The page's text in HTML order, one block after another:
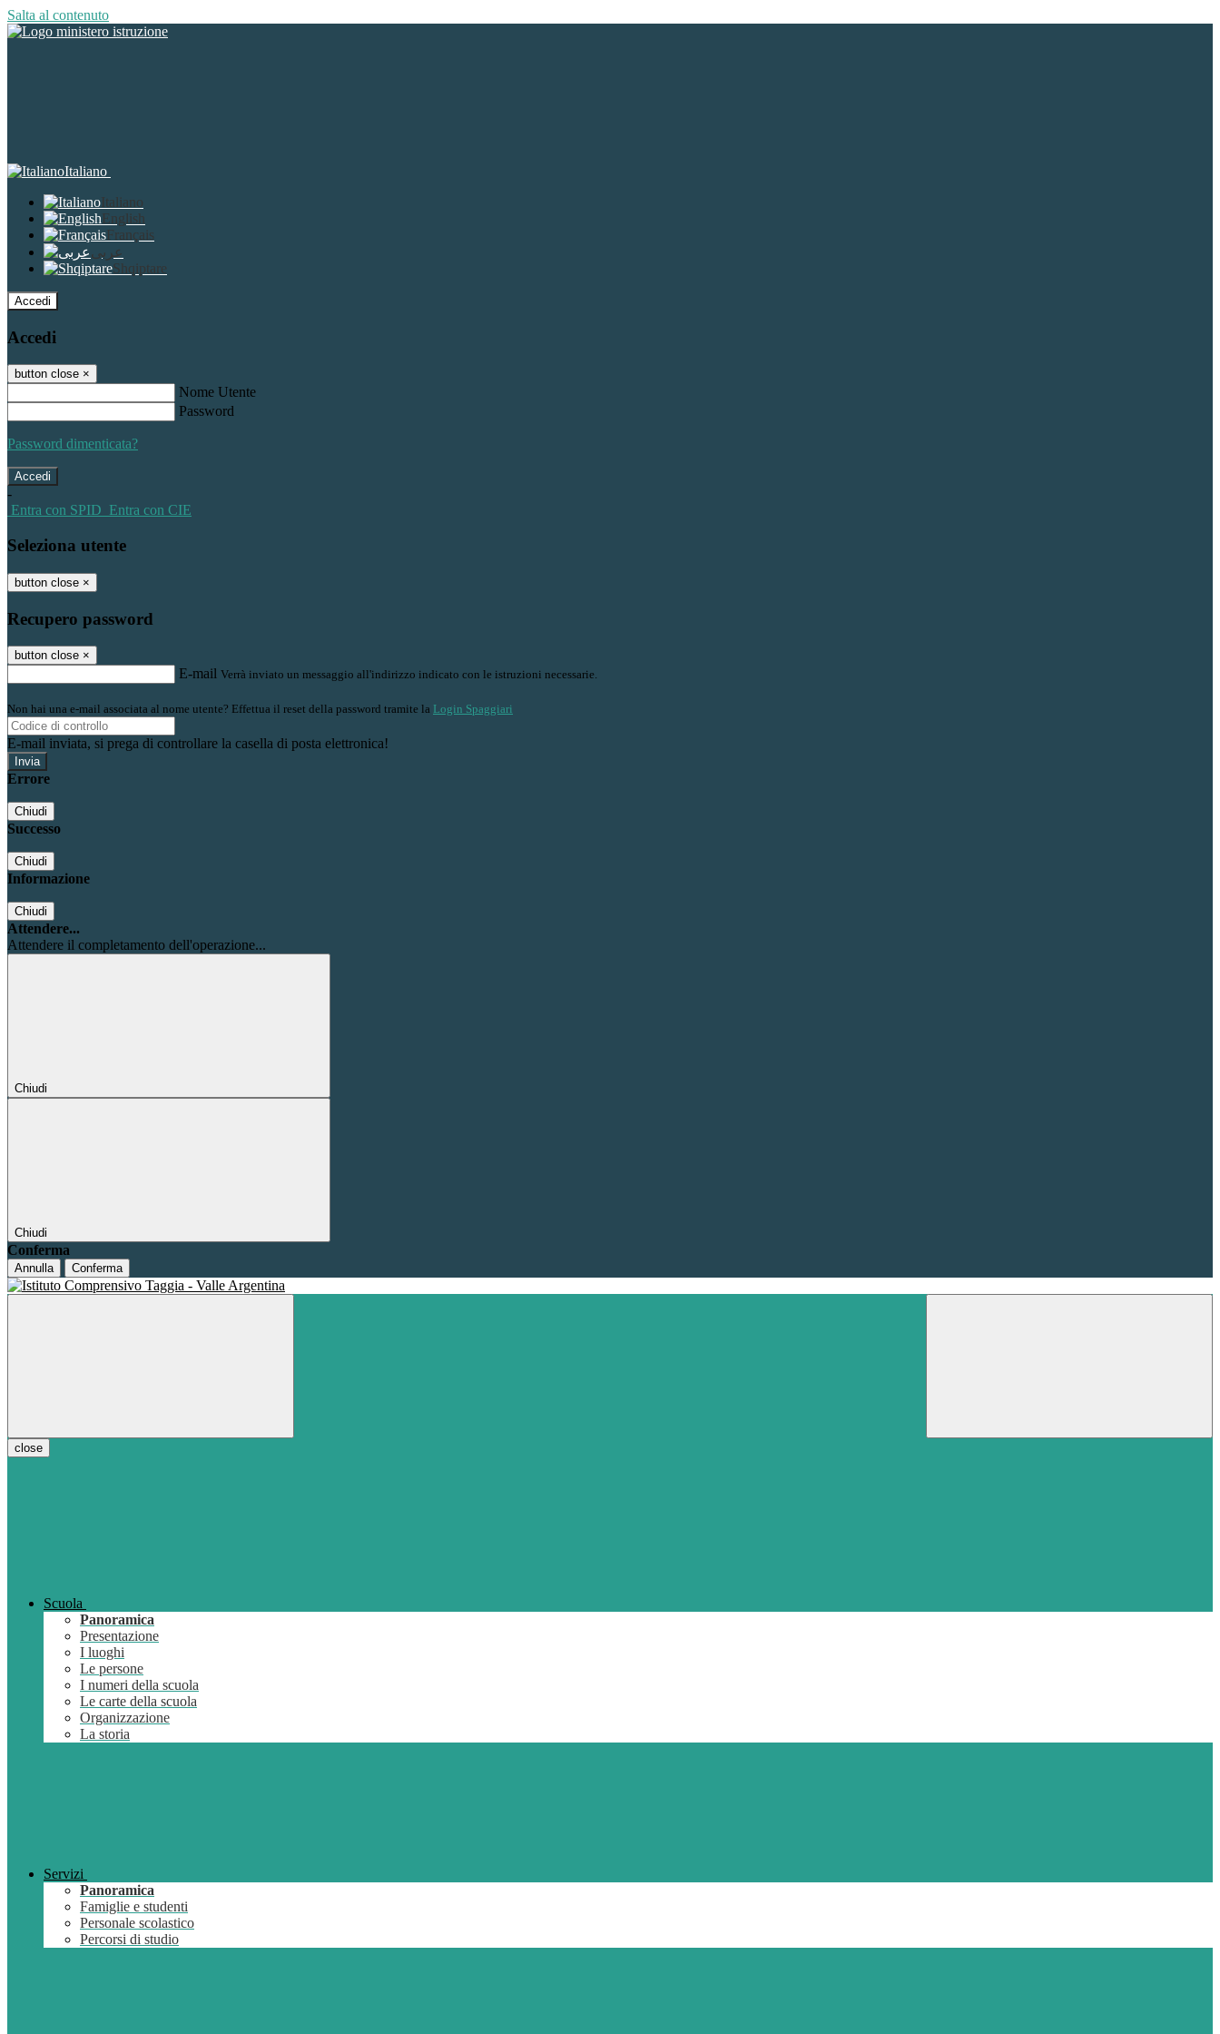
Salta al contenuto
Italiano
Italiano
English
Français
عربى
Shqiptare
Accedi
Accedi
button close ×
Nome Utente
Password
Password dimenticata?
-
Entra con SPID Entra con CIE
Seleziona utente
button close ×
Recupero password
button close ×
E-mail Verrà inviato un messaggio all'indirizzo indicato con le istruzioni necessarie.
Non hai una e-mail associata al nome utente? Effettua il reset della password tramite la Login Spaggiari
E-mail inviata, si prega di controllare la casella di posta elettronica!
Errore
Chiudi
Successo
Chiudi
Informazione
Chiudi
Attendere...
Attendere il completamento dell'operazione...
Chiudi
Chiudi
Conferma
Annulla Conferma
close
Scuola
Panoramica
Presentazione
I luoghi
Le persone
I numeri della scuola
Le carte della scuola
Organizzazione
La storia
Servizi
Panoramica
Famiglie e studenti
Personale scolastico
Percorsi di studio